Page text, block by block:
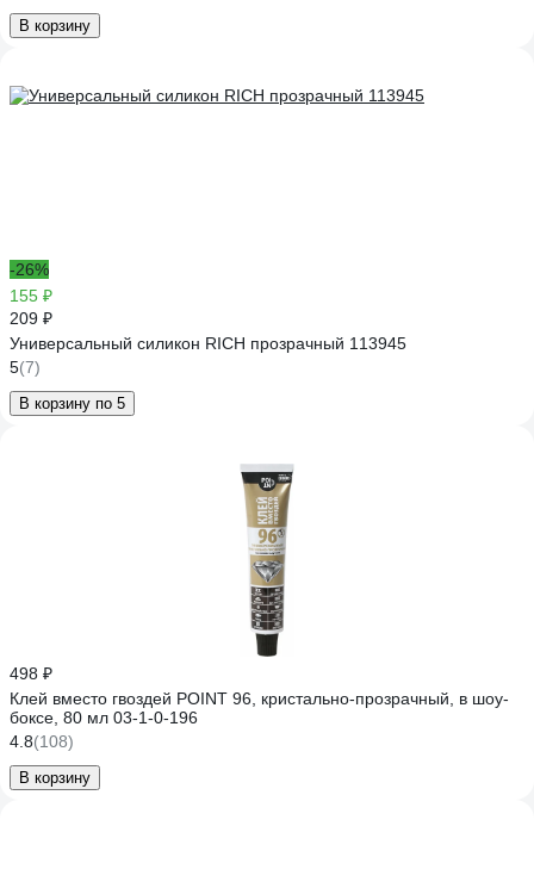
В корзину
-26%
155 ₽
209 ₽
Универсальный силикон RICH прозрачный 113945
5(7)
В корзину по 5
498 ₽
Клей вместо гвоздей POINT 96, кристально-прозрачный, в шоу-
боксе, 80 мл 03-1-0-196
4.8(108)
В корзину